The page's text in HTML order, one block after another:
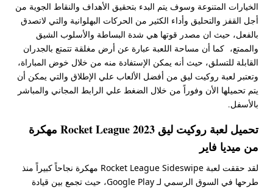
الخيارات المتنوعة وسوف يتم البدء بتحقيق الأهداف والنقاط الجوية من
أجل القفز والتحليق وأداء الكثير من الحركات البهلوانية والتي لاتصدق
بالفعل، حيث ان مصدر قوتها هي شدة البساطة والأسلوب الشيق
والممتع، كما أن مساحة اللعبة عبارة عن أرض مغلقة تتمتع بالجدران
القابلة للتسلق، حيث أنه يمكن الإستفادة منه من خلال خوض المباراة،
وتعتبر لعبة روكيت ليق من أفضل الألعاب علي الإطلاق والتي يمكن أن
يتم تحميلها الأن وفوراً من خلال الضغط علي الرابط المجاني والمباشر
بالأسفل.
تحميل لعبة روكيت ليق 2023 Rocket League مهكرة
من ميديا فاير
لقد حققت لعبة Rocket League Sideswipe مهكرة نجاحاً كبيراً منذ
طرحها في السوق الرسمي لـ Google Play، حيث تجمع بين قيادة